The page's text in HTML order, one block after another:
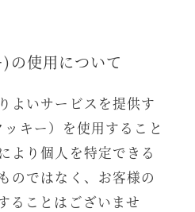
使用について
よいサービスを提供す
キー）を使用すること
より個人を特定できる
のではなく、お客様の
ることはございませ